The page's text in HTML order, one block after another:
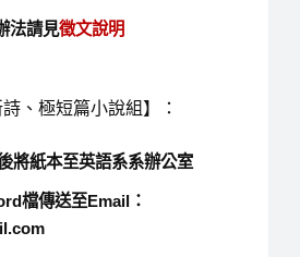
法請見徵文說明
詩、極短篇小說組】：
將紙本至英語系系辦公室
檔傳送至Email：